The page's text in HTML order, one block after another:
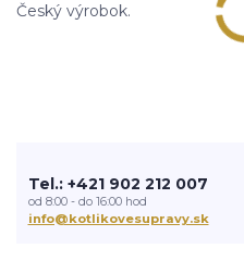
Český výrobok.
Tel.: +421 902 212 007
od 8:00 - do 16:00 hod
info@kotlikovesupravy.sk